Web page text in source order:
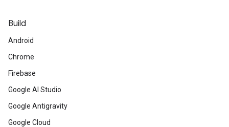
Build
Android
Chrome
Firebase
Google AI Studio
Google Antigravity
Google Cloud